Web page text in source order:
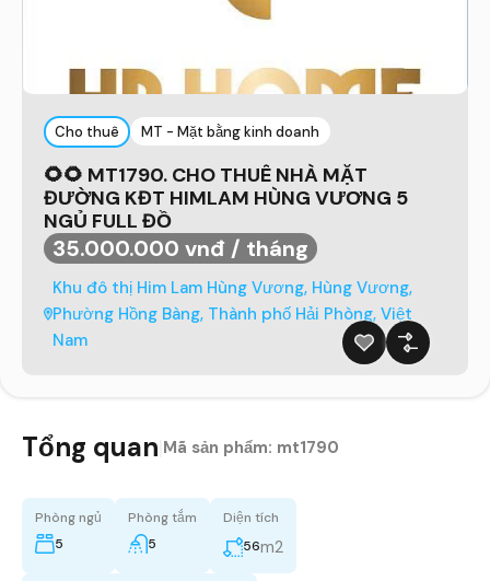
Cho thuê MT - Mặt bằng kinh doanh
🌻🌻 MT1790. CHO THUÊ NHÀ MẶT
ĐƯỜNG KĐT HIMLAM HÙNG VƯƠNG 5
NGỦ FULL ĐỒ
35.000.000 vnđ / tháng
Khu đô thị Him Lam Hùng Vương, Hùng Vương,
Phường Hồng Bàng, Thành phố Hải Phòng, Việt
Nam
Tổng quan Mã sản phẩm: mt1790
Phòng ngủ
5
Phòng tắm
5
Diện tích
56m2